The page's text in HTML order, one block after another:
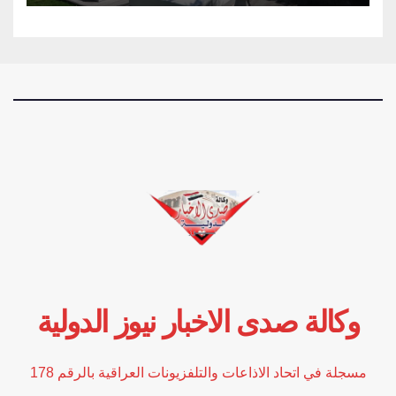
وكالة صدى الاخبار نيوز الدولية
مسجلة في اتحاد الاذاعات والتلفزيونات العراقية بالرقم 178